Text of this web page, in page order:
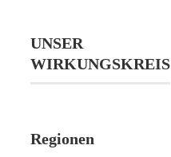
UNSER
WIRKUNGSKREIS
Regionen